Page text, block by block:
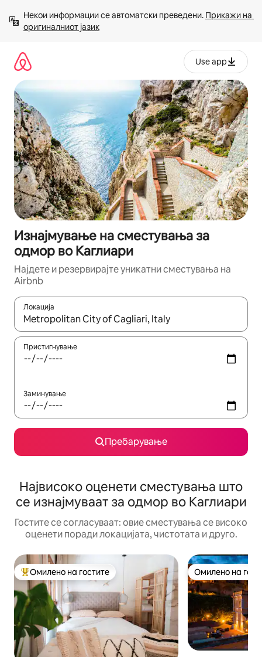
содржина
Некои информации се автоматски преведени. Прикажи на
оригиналниот јазик
Use app
Изнајмување на сместувања за
одмор во Каглиари
Најдете и резервирајте уникатни сместувања на
Airbnb
Локација
Кога резултатите се достапни, движете се со копчињата
Пристигнување
Заминување
Пребарување
Највисоко оценети сместувања што
се изнајмуваат за одмор во Каглиари
Гостите се согласуваат: овие сместувања се високо
оценети поради локацијата, чистотата и друго.
Меѓу најуспешните „Омилени на гостите“
Омилено на гостите Омилено на
Омилено на